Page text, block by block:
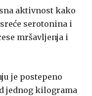
aktivnost kako
serotonina i
mršavljenja i
je postepeno
jednog kilograma